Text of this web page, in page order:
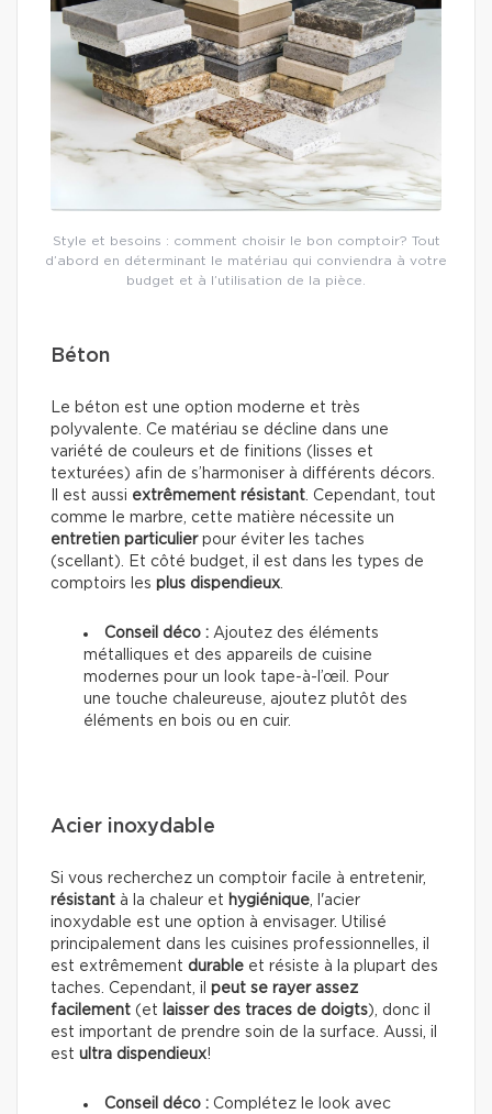
Style et besoins : comment choisir le bon comptoir? Tout
d’abord en déterminant le matériau qui conviendra à votre
budget et à l’utilisation de la pièce.
Béton
Le béton est une option moderne et très
polyvalente. Ce matériau se décline dans une
variété de couleurs et de finitions (lisses et
texturées) afin de s’harmoniser à différents décors.
Il est aussi extrêmement résistant. Cependant, tout
comme le marbre, cette matière nécessite un
entretien particulierpour éviter les taches
(scellant). Et côté budget, il est dans les types de
comptoirs les plus dispendieux.
Conseil déco : Ajoutez des éléments
métalliques et des appareils de cuisine
modernes pour un look tape-à-l’œil. Pour
une touche chaleureuse, ajoutez plutôt des
éléments en bois ou en cuir.
Acier inoxydable
Si vous recherchez un comptoir facile à entretenir,
résistant à la chaleur et hygiénique, l'acier
inoxydable est une option à envisager. Utilisé
principalement dans les cuisines professionnelles, il
est extrêmement durable et résiste à la plupart des
taches. Cependant, il peut se rayer assez
facilement (et laisser des traces de doigts), donc il
est important de prendre soin de la surface. Aussi, il
est ultra dispendieux!
Conseil déco : Complétez le look avec